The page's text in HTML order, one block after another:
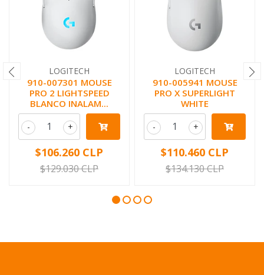
LOGITECH
910-007301 MOUSE
PRO 2 LIGHTSPEED
BLANCO INALAM...
+
-
$106.260 CLP
$129.030 CLP
LOGITECH
910-005941 MOUSE
PRO X SUPERLIGHT
WHITE
+
-
$110.460 CLP
$134.130 CLP